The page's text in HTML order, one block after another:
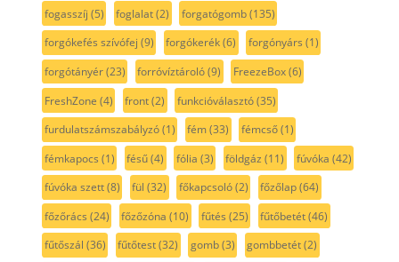
fogasszíj (5) foglalat(2) forgatógomb(135)
forgókefés szívófej (9) forgókerék(6) forgónyárs (1)
forgótányér(23) forróvíztároló(9) FreezeBox(6)
FreshZone (4) front(2) funkcióválasztó(35)
furdulatszámszabályzó(1) fém(33) fémcső(1)
fémkapocs (1) fésű(4) fólia (3) földgáz (11) fúvóka (42)
fúvóka szett(8) fül (32) főkapcsoló(2) főzőlap(64)
főzőrács (24) főzőzóna (10) fűtés (25) fűtőbetét(46)
fűtőszál (36) fűtőtest(32) gomb(3) gombbetét(2)